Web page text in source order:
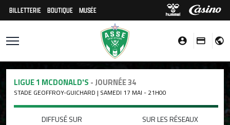
BILLETTERIE BOUTIQUE MUSÉE
LIGUE 1 MCDONALD'S - JOURNÉE 34
STADE GEOFFROY-GUICHARD | SAMEDI 17 MAI - 21H00
DIFFUSÉ SUR
SUR LES RÉSEAUX